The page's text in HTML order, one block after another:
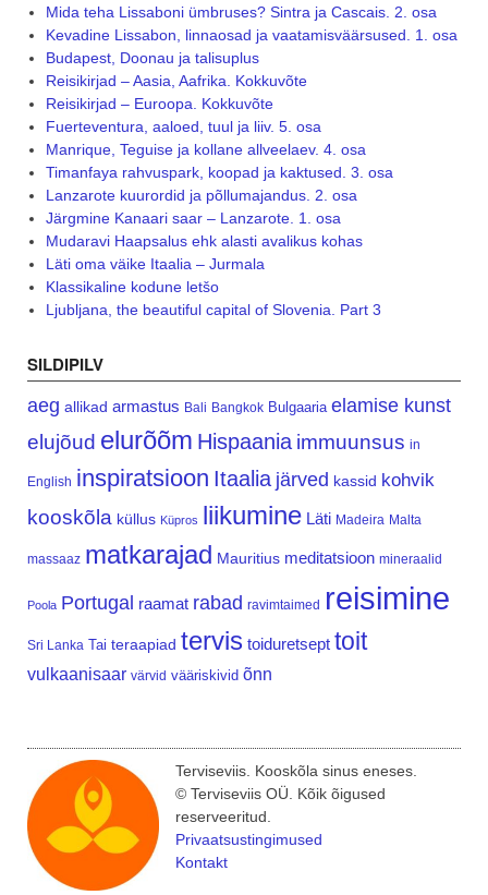
Mida teha Lissaboni ümbruses? Sintra ja Cascais. 2. osa
Kevadine Lissabon, linnaosad ja vaatamisväärsused. 1. osa
Budapest, Doonau ja talisuplus
Reisikirjad – Aasia, Aafrika. Kokkuvõte
Reisikirjad – Euroopa. Kokkuvõte
Fuerteventura, aaloed, tuul ja liiv. 5. osa
Manrique, Teguise ja kollane allveelaev. 4. osa
Timanfaya rahvuspark, koopad ja kaktused. 3. osa
Lanzarote kuurordid ja põllumajandus. 2. osa
Järgmine Kanaari saar – Lanzarote. 1. osa
Mudaravi Haapsalus ehk alasti avalikus kohas
Läti oma väike Itaalia – Jurmala
Klassikaline kodune letšo
Ljubljana, the beautiful capital of Slovenia. Part 3
SILDIPILV
aeg allikad armastus Bali Bangkok Bulgaaria elamise kunst
elujõud elurõõm Hispaania immuunsus in
English inspiratsioon Itaalia järved kassid kohvik
kooskõla küllus Küpros liikumine Läti Madeira Malta
massaaz matkarajad Mauritius meditatsioon mineraalid
Poola Portugal raamat rabad ravimtaimed reisimine
Sri Lanka Tai teraapiad tervis toiduretsept toit
vulkaanisaar värvid vääriskivid õnn
Terviseviis. Kooskõla sinus eneses.
© Terviseviis OÜ. Kõik õigused
reserveeritud.
Privaatsustingimused
Kontakt